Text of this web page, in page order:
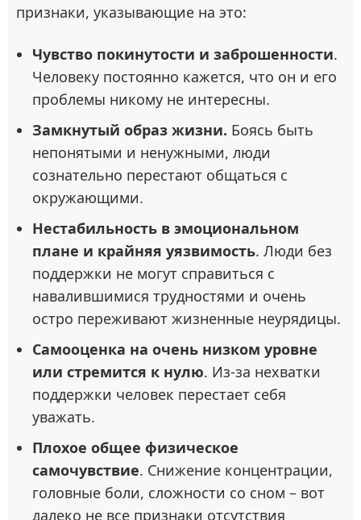
признаки, указывающие на это:
Чувство покинутости и заброшенности.
Человеку постоянно кажется, что он и его
проблемы никому не интересны.
Замкнутый образ жизни. Боясь быть
непонятыми и ненужными, люди
сознательно перестают общаться с
окружающими.
Нестабильность в эмоциональном
плане и крайняя уязвимость. Люди без
поддержки не могут справиться с
навалившимися трудностями и очень
остро переживают жизненные неурядицы.
Самооценка на очень низком уровне
или стремится к нулю. Из-за нехватки
поддержки человек перестает себя
уважать.
Плохое общее физическое
самочувствие. Снижение концентрации,
головные боли, сложности со сном – вот
далеко не все признаки отсутствия